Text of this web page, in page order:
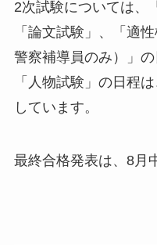
2次試験については、
「論文試験」、「適
警察補導員のみ）」の
「人物試験」の日程
しています。
最終合格発表は、8月